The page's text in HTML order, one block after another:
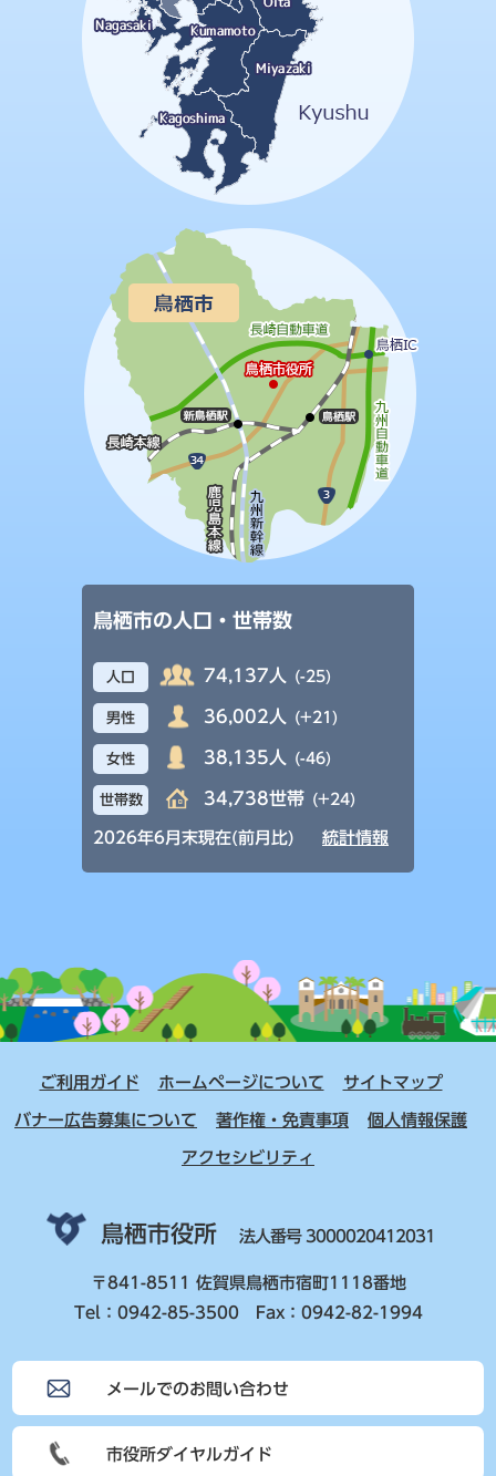
鳥栖市の人口・世帯数
人口 74,137人 (-25)
男性 36,002人 (+21)
女性 38,135人 (-46)
世帯数 34,738世帯 (+24)
2026年6月末現在(前月比) 統計情報
ご利用ガイド ホームページについて サイトマップ
バナー広告募集について 著作権・免責事項 個人情報保護
アクセシビリティ
鳥栖市役所 法人番号 3000020412031
〒841-8511 佐賀県鳥栖市宿町1118番地
Tel：0942-85-3500 Fax：0942-82-1994
メールでのお問い合わせ
市役所ダイヤルガイド